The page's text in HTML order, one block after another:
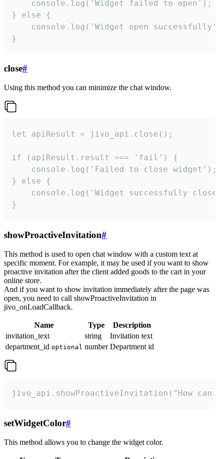
    console.log('Widget failed to open');
} else {
console.log('Widget open
}
close#
Using this method you can minimize the chat window.
let apiResult = jivo_api.close();
if (apiResult.result === 'fail') {
    console.log('Failed to close widget');
} else {
console.log('Widget successfully
}
showProactiveInvitation#
This method is used to open chat window with a custom text at
specific moment. For example, it may be used if you want to show
proactive invitation after the client added goods to the cart in your
online store.
And if you want to show invitation immediately after the page was
open, you need to call showProactiveInvitation in
jivo_onLoadCallback.
Name Type
Description
invitation_text
string
Invitation text
department_id optional number Department id
jivo_api.showProactiveInvitation("How
setWidgetColor#
This method allows you to change the widget color.